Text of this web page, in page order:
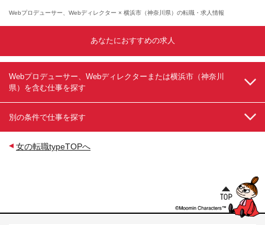
だけでなくクライアントワークができるディレクター
へ挑戦可能!
Webプロデューサー、Webディレクター × 横浜市（神奈川県）の転職・求人情報
あなたにおすすめの求人
Webプロデューサー、Webディレクターまたは横浜市（神奈川
県）を含む仕事を探す
別の条件で仕事を探す
女の転職typeTOPへ